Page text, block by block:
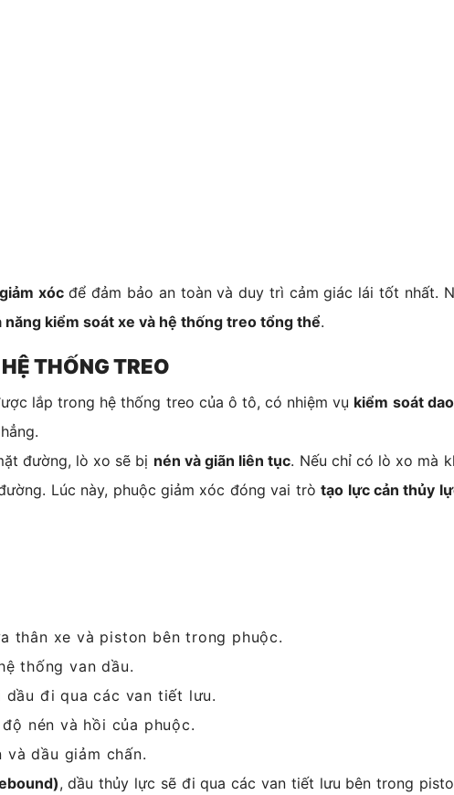
xócđể đảm bảo an toàn và duy trì cảm giác lái tốt nhất.
năng kiểm soát xe và hệ thống treo tổng thể.
THỐNG TREO
lắp trong hệ thống treo của ô tô, có nhiệm vụ kiểm soát
đường, lò xo sẽ bị nén và giãn liên tục. Nếu chỉ có lò xo mà
Lúc này, phuộc giảm xóc đóng vai tròtạo lực cản thủy
thân xe và piston bên trong phuộc.
thống van dầu.
đi qua các van tiết lưu.
nén và hồi của phuộc.
dầu giảm chấn.
, dầu thủy lực sẽ đi qua các van tiết lưu bên trong